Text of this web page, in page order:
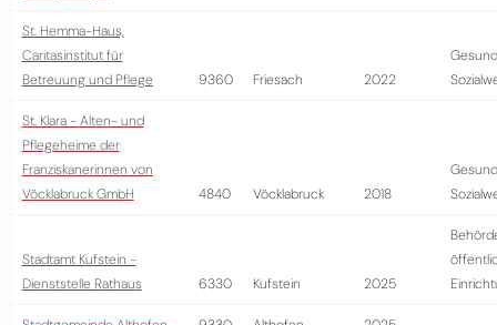
St. Hemma-Haus,
Caritasinstitut für
Betreuung und Pflege
9360 Friesach 2022
St. Klara - Alten- und
Pflegeheime der
Franziskanerinnen von
Vöcklabruck GmbH
4840 Vöcklabruck 2018
Stadtamt Kufstein -
Dienststelle Rathaus
6330 Kufstein 2025